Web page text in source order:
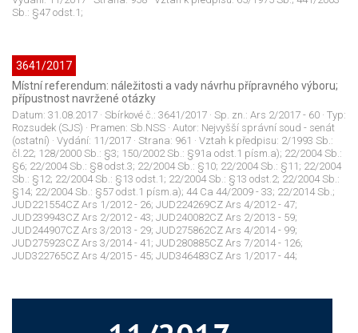
Sb.: §47 odst.1;
3641/2017
Místní referendum: náležitosti a vady návrhu přípravného výboru;
přípustnost navržené otázky
Datum: 31.08.2017 · Sbírkové č.: 3641/2017 · Sp. zn.: Ars 2/2017 - 60 · Typ:
Rozsudek (SJS) · Pramen: Sb.NSS · Autor: Nejvyšší správní soud - senát
(ostatní) · Vydání: 11/2017 · Strana: 961 · Vztah k předpisu: 2/1993 Sb.:
čl.22; 128/2000 Sb.: §3; 150/2002 Sb.: §91a odst.1 písm.a); 22/2004 Sb.:
§6; 22/2004 Sb.: §8 odst.3; 22/2004 Sb.: §10; 22/2004 Sb.: §11; 22/2004
Sb.: §12; 22/2004 Sb.: §13 odst.1; 22/2004 Sb.: §13 odst.2; 22/2004 Sb.:
§14; 22/2004 Sb.: §57 odst.1 písm.a); 44 Ca 44/2009 - 33; 22/2014 Sb.;
JUD221554CZ Ars 1/2012 - 26; JUD224269CZ Ars 4/2012 - 47;
JUD239943CZ Ars 2/2012 - 43; JUD240082CZ Ars 2/2013 - 59;
JUD244907CZ Ars 3/2013 - 29; JUD275862CZ Ars 4/2014 - 99;
JUD275923CZ Ars 3/2014 - 41; JUD280885CZ Ars 7/2014 - 126;
JUD322765CZ Ars 4/2015 - 45; JUD346483CZ Ars 1/2017 - 44;